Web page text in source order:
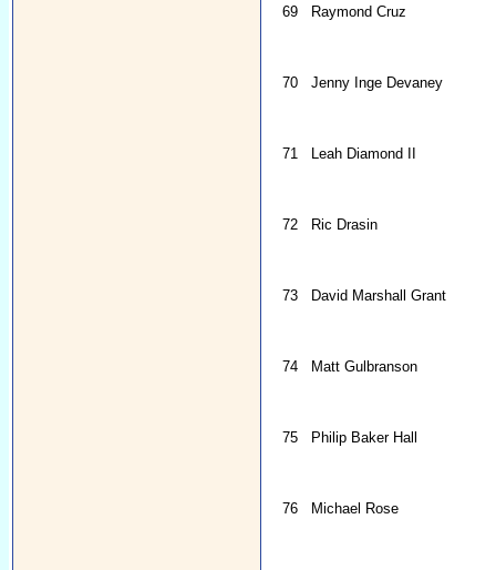
69 Raymond Cruz
70 Jenny Inge Devaney
71 Leah Diamond II
72 Ric Drasin
73 David Marshall Grant
74 Matt Gulbranson
75 Philip Baker Hall
76 Michael Rose